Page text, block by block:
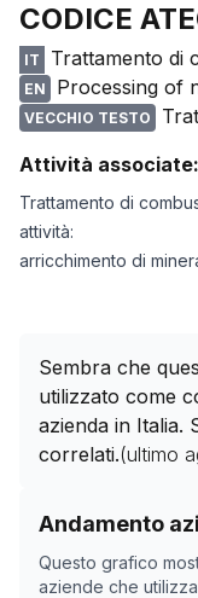
CODICE
IT Trattamento di
EN Processing of
VECCHIO TESTO
Attività associate:
Trattamento di
attività:
arricchimento di
Sembra che
utilizzato come
azienda in Italia.
correlati.(ultimo
Andamento
Questo grafico
aziende che
Storico numero
Data
05/05/2025